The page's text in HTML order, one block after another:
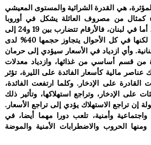
هي القدرة الشرائية والمستوى المعيشي
كمثال من مصروف العائلة يشكل في أوروبا
حوالي 7% من دخلها، أما في لبنان، فالأرقام تتضارب بين 19 و24 إلى
30% حسب المصدر. لكنها في كل الأحوال يتجاوز حجمها 40% لدى
وأي ازدياد في الأسعار سيؤدي إلى حرمان
من قسم أساسي من غذائها، وازدياد معدلات
عناصر مالية كأسعار الفائدة على الليرة، تؤثر
القادرة على الإدخار. وكلما ارتفعت الفائدة،
على الإدخار، وتراجع استهلاكها، وتأثير ذلك
إن تراجع الاستهلاك يؤدي إلى تراجع الأسعار.
وأمنية، تلعب دورا مهما أيضا، في
ومنها الحروب والاضطرابات الأمنية والموضة